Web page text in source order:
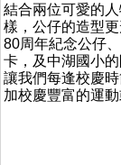
結合兩位可愛的
樣，公仔的造型
80周年紀念公仔
卡，及中湖國小
讓我們每逢校慶
加校慶豐富的運動